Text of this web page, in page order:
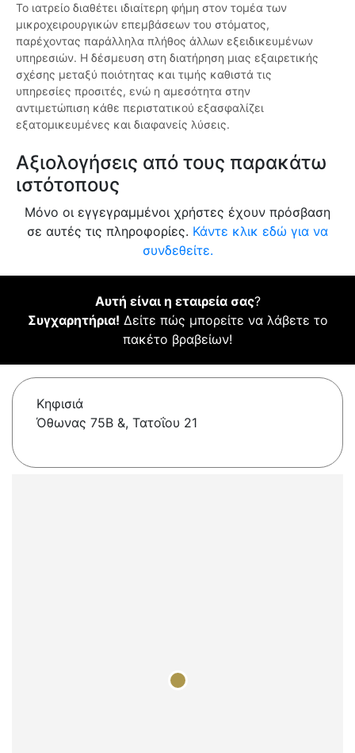
Το ιατρείο διαθέτει ιδιαίτερη φήμη στον τομέα των
μικροχειρουργικών επεμβάσεων του στόματος,
παρέχοντας παράλληλα πλήθος άλλων εξειδικευμένων
υπηρεσιών. Η δέσμευση στη διατήρηση μιας εξαιρετικής
σχέσης μεταξύ ποιότητας και τιμής καθιστά τις
υπηρεσίες προσιτές, ενώ η αμεσότητα στην
αντιμετώπιση κάθε περιστατικού εξασφαλίζει
εξατομικευμένες και διαφανείς λύσεις.
Αξιολογήσεις από τους παρακάτω
ιστότοπους
Μόνο οι εγγεγραμμένοι χρήστες έχουν πρόσβαση
σε αυτές τις πληροφορίες. Κάντε κλικ εδώ για να
συνδεθείτε.
Αυτή είναι η εταιρεία σας?
Συγχαρητήρια! Δείτε πώς μπορείτε να λάβετε το
πακέτο βραβείων!
Κηφισιά
Όθωνας 75Β &, Τατοΐου 21